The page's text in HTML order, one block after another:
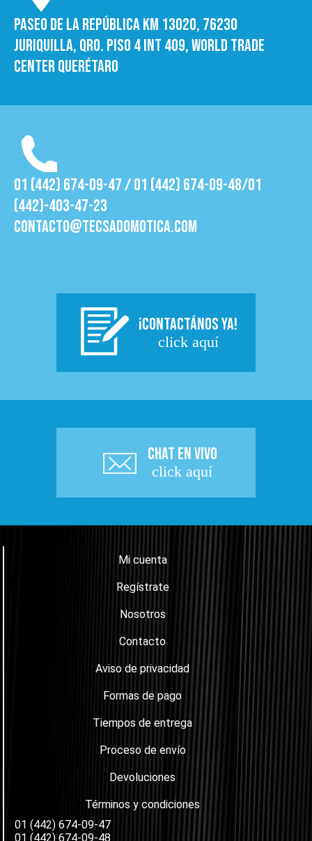
Paseo de la República Km 13020, 76230
Juriquilla, Qro. Piso 4 int 409, World trade
Center Querétaro
01 (442) 674-09-47 / 01 (442) 674-09-48/01
(442)-403-47-23
contacto@tecsadomotica.com
¡CONTACTÁNOS YA!
click aquí
CHAT EN VIVO
click aquí
Mi cuenta
Regístrate
Nosotros
Contacto
Aviso de privacidad
Formas de pago
Tiempos de entrega
Proceso de envío
Devoluciones
Términos y condiciones
01 (442) 674-09-47
01 (442) 674-09-48